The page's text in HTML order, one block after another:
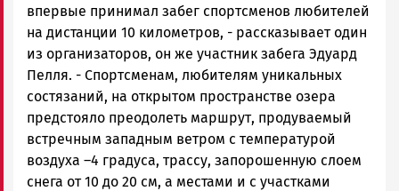
впервые принимал забег спортсменов любителей
на дистанции 10 километров, - рассказывает один
из организаторов, он же участник забега Эдуард
Пелля. - Спортсменам, любителям уникальных
состязаний, на открытом пространстве озера
предстояло преодолеть маршрут, продуваемый
встречным западным ветром с температурой
воздуха –4 градуса, трассу, запорошенную слоем
снега от 10 до 20 см, а местами и с участками